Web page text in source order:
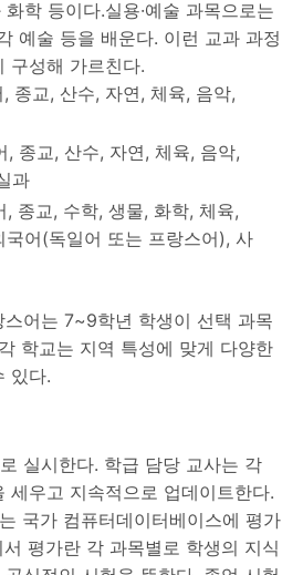
학 등이다.실용·예술 과목으로는
예술 등을 배운다. 이런 교과 과정
구성해 가르친다.
종교, 산수, 자연, 체육, 음악,
종교, 산수, 자연, 체육, 음악,
과
종교, 수학, 생물, 화학, 체육,
국어(독일어 또는 프랑스어), 사
어는 7~9학년 학생이 선택 과목
학교는 지역 특성에 맞게 다양한
있다.
실시한다. 학급 담당 교사는 각
세우고 지속적으로 업데이트한다.
국가 컴퓨터데이터베이스에 평가
평가란 각 과목별로 학생의 지식